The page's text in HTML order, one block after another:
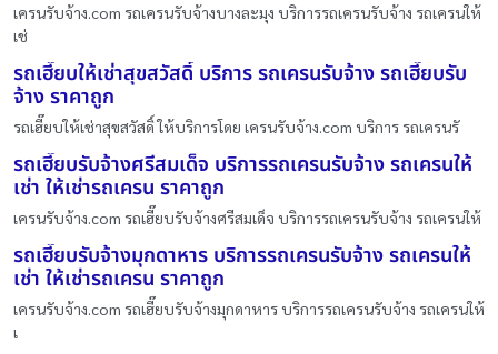
เครนรับจ้าง.com รถเครนรับจ้างบางละมุง บริการรถเครนรับจ้าง รถเครนให้
เช่
รถเฮี๊ยบให้เช่าสุขสวัสดิ์ บริการ รถเครนรับจ้าง รถเฮี๊ยบรับ
จ้าง ราคาถูก
รถเฮี๊ยบให้เช่าสุขสวัสดิ์ ให้บริการโดย เครนรับจ้าง.com บริการ รถเครนรั
รถเฮี๊ยบรับจ้างศรีสมเด็จ บริการรถเครนรับจ้าง รถเครนให้
เช่า ให้เช่ารถเครน ราคาถูก
เครนรับจ้าง.com รถเฮี๊ยบรับจ้างศรีสมเด็จ บริการรถเครนรับจ้าง รถเครนให้
รถเฮี๊ยบรับจ้างมุกดาหาร บริการรถเครนรับจ้าง รถเครนให้
เช่า ให้เช่ารถเครน ราคาถูก
เครนรับจ้าง.com รถเฮี๊ยบรับจ้างมุกดาหาร บริการรถเครนรับจ้าง รถเครนให้
เ